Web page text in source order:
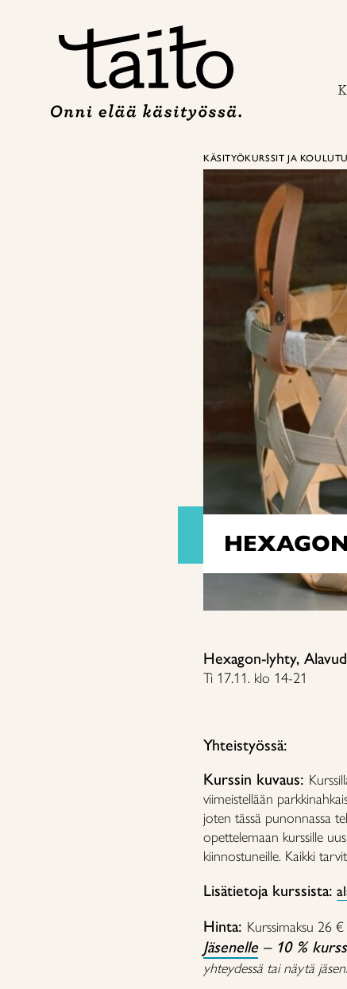
KÄSITYÖKURSSIT JA
Hexagon-lyhty,
Ti 17.11. klo 14-21
Yhteistyössä:
Kurssin kuvaus:
viimeistellään
joten tässä punonnassa
opettelemaan kurssille
kiinnostuneille. Kaikki
Lisätietoja kurssista:
Hinta: Kurssimaksu 26
Jäsenelle– 10 %
yhteydessä tai näytä